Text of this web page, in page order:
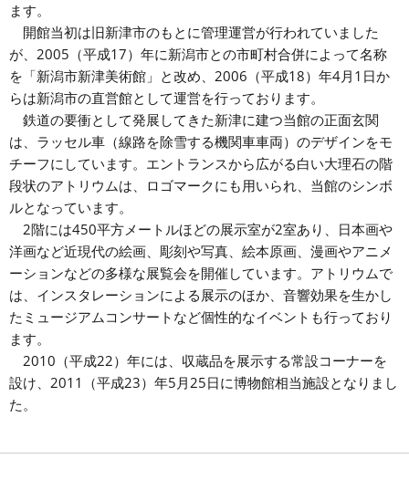
ます。
開館当初は旧新津市のもとに管理運営が行われていました
が、2005（平成17）年に新潟市との市町村合併によって名称
を「新潟市新津美術館」と改め、2006（平成18）年4月1日か
らは新潟市の直営館として運営を行っております。
鉄道の要衝として発展してきた新津に建つ当館の正面玄関
は、ラッセル車（線路を除雪する機関車車両）のデザインをモ
チーフにしています。エントランスから広がる白い大理石の階
段状のアトリウムは、ロゴマークにも用いられ、当館のシンボ
ルとなっています。
2階には450平方メートルほどの展示室が2室あり、日本画や
洋画など近現代の絵画、彫刻や写真、絵本原画、漫画やアニメ
ーションなどの多様な展覧会を開催しています。アトリウムで
は、インスタレーションによる展示のほか、音響効果を生かし
たミュージアムコンサートなど個性的なイベントも行っており
ます。
2010（平成22）年には、収蔵品を展示する常設コーナーを
設け、2011（平成23）年5月25日に博物館相当施設となりまし
た。